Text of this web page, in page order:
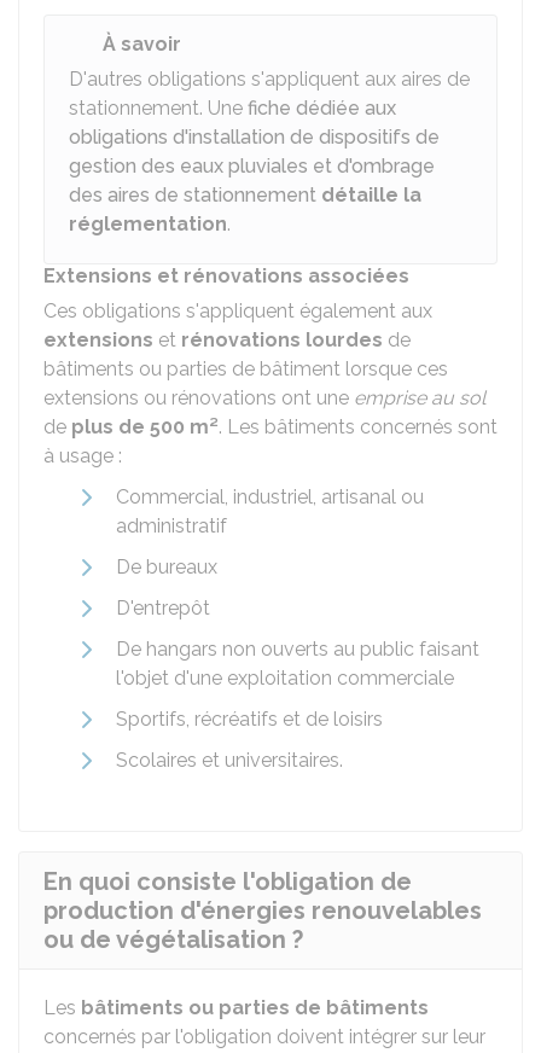
À savoir
D'autres obligations s'appliquent aux aires de
stationnement. Une fiche dédiée aux
obligations d'installation de dispositifs de
gestion des eaux pluviales et d'ombrage
des aires de stationnement détaille la
réglementation.
Extensions et rénovations associées
Ces obligations s'appliquent également aux
extensions et rénovations lourdes de
bâtiments ou parties de bâtiment lorsque ces
extensions ou rénovations ont une emprise au sol
de plus de 500 m². Les bâtiments concernés sont
à usage :
Commercial, industriel, artisanal ou
administratif
De bureaux
D'entrepôt
De hangars non ouverts au public faisant
l'objet d'une exploitation commerciale
Sportifs, récréatifs et de loisirs
Scolaires et universitaires.
En quoi consiste l'obligation de
production d'énergies renouvelables
ou de végétalisation ?
Les bâtiments ou parties de bâtiments
concernés par l'obligation doivent intégrer sur leur